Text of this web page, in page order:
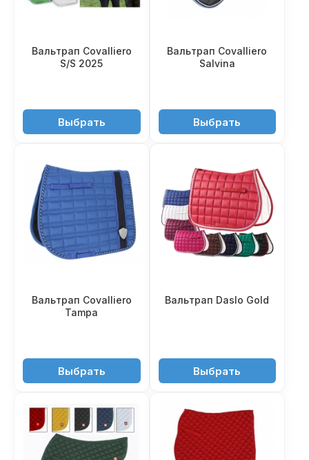
Вальтрап Covalliero
S/S 2025
4'850 ₽Выбрать
Вальтрап Covalliero
Salvina
4'350 ₽Выбрать
Вальтрап Covalliero
Tampa
4'350 ₽Выбрать
Вальтрап Daslo Gold
3'160 ₽Выбрать